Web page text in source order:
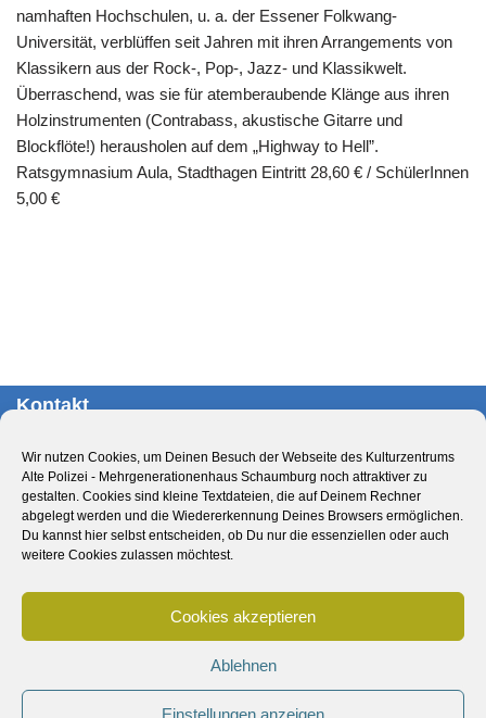
Wir nutzen Cookies, um Deinen Besuch der Webseite des Kulturzentrums
Alte Polizei - Mehrgenerationenhaus Schaumburg noch attraktiver zu
gestalten. Cookies sind kleine Textdateien, die auf Deinem Rechner
abgelegt werden und die Wiedererkennung Deines Browsers ermöglichen.
Du kannst hier selbst entscheiden, ob Du nur die essenziellen oder auch
weitere Cookies zulassen möchtest.
Cookies akzeptieren
Ablehnen
Einstellungen anzeigen
namhaften Hochschulen, u. a. der Essener Folkwang-
Universität, verblüffen seit Jahren mit ihren Arrangements von
Klassikern aus der Rock-, Pop-, Jazz- und Klassikwelt.
Überraschend, was sie für atemberaubende Klänge aus ihren
Holzinstrumenten (Contrabass, akustische Gitarre und
Blockflöte!) herausholen auf dem „Highway to Hell”.
Ratsgymnasium Aula, Stadthagen Eintritt 28,60 € / SchülerInnen
5,00 €
Kontakt
Schaumburg
Obernstr. 29
31655 Stadthagen
Deutschland
E-Mail:
Datenschutzerklärung
Cookie-Richtlinie (EU)